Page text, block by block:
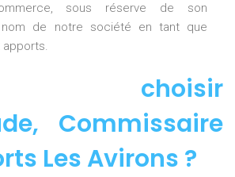
sous réserve de son
nom de notre société en tant que
apports.
choisir
Commissaire
Les Avirons ?